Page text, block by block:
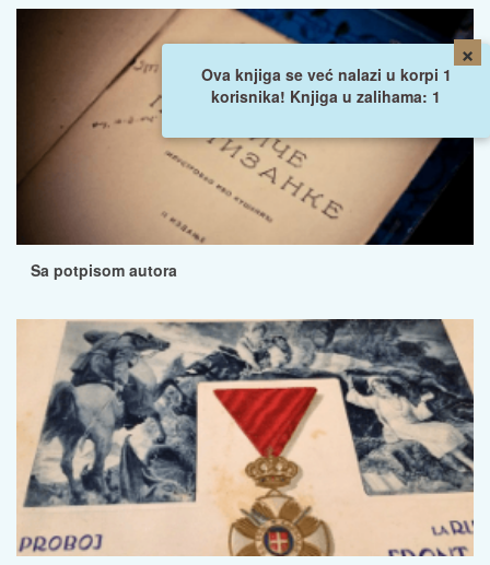
×
Ova knjiga se već nalazi u korpi 1
korisnika! Knjiga u zalihama: 1
Sa potpisom autora